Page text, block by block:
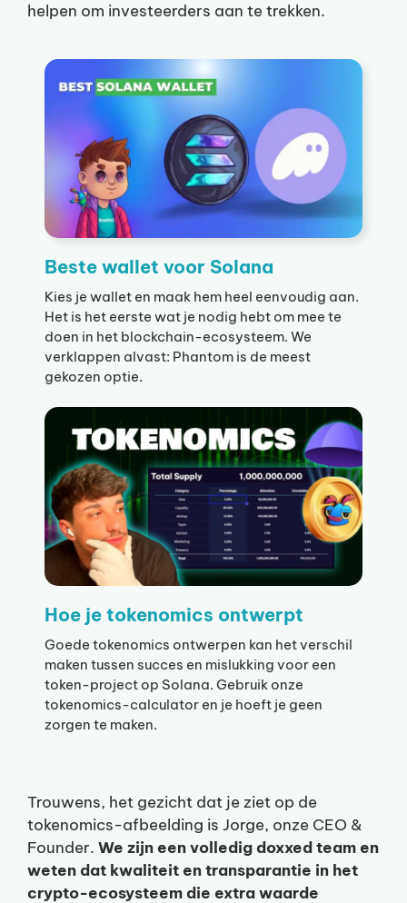
helpen om investeerders aan te trekken.
Beste wallet voor Solana
Kies je wallet en maak hem heel eenvoudig aan.
Het is het eerste wat je nodig hebt om mee te
doen in het blockchain-ecosysteem. We
verklappen alvast: Phantom is de meest
gekozen optie.
Hoe je tokenomics ontwerpt
Goede tokenomics ontwerpen kan het verschil
maken tussen succes en mislukking voor een
token-project op Solana. Gebruik onze
tokenomics-calculator en je hoeft je geen
zorgen te maken.
Trouwens, het gezicht dat je ziet op de
tokenomics-afbeelding is Jorge, onze CEO &
Founder. We zijn een volledig doxxed team en
weten dat kwaliteit en transparantie in het
crypto-ecosysteem die extra waarde